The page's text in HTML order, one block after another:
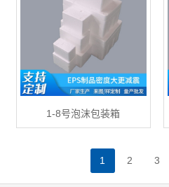
1-8号泡沫包装箱
1 2 3